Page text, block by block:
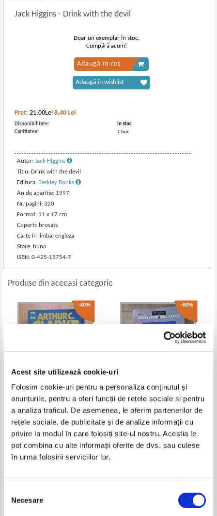
Acest site utilizează cookie-uri
Folosim cookie-uri pentru a personaliza conținutul și
anunțurile, pentru a oferi funcții de rețele sociale și pentru
a analiza traficul. De asemenea, le oferim partenerilor de
rețele sociale, de publicitate și de analize informații cu
privire la modul în care folosiți site-ul nostru. Aceștia le
pot combina cu alte informații oferite de dvs. sau culese
în urma folosirii serviciilor lor.
consimțământului
Necesare
Jack Higgins- Drink with the devil
Pret:21,00Lei 8,40 Lei
Disponibilitate:
in stoc
Cantitatea:
1 buc
Autor:Jack Higgins
Titlu: Drink with the devil
Editura: Berkley Books
An de aparitie: 1997
Nr. pagini: 320
Format: 11 x 17 cm
Coperti: brosate
Carte in limba: engleza
Stare: buna
ISBN: 0-425-15754-7
Doar un exemplar în stoc.
Cumpără acum!
Adaugă în coș
Adaugă în wishlist
Produse din aceeasi categorie
-40%
Arthur C. Clarke - 2061 Odyssee
17,00Lei 10,20
Adaugă în coș
-60%
Leandra Logan - The last
bridesmaid
Lei
Adaugă în coș